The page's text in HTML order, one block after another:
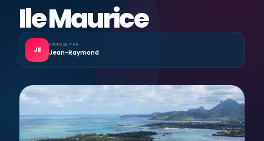
Ile Maurice
JE
PROPOSÉ PAR
Jean-Raymond